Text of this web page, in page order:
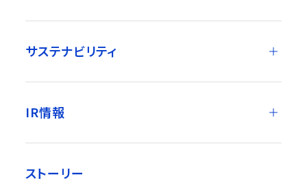
サステナビリティ
IR情報
ストーリー